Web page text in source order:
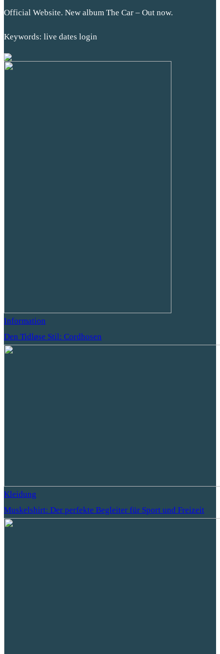
Official Website. New album The Car – Out now.
Keywords: live dates login
Information
Den Tidløse Stil: Cordhosen
Kleidung
Muskelshirt: Der perfekte Begleiter für Sport und Freizeit